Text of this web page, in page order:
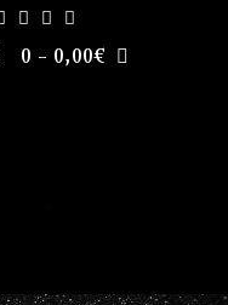
0 - 0,00€